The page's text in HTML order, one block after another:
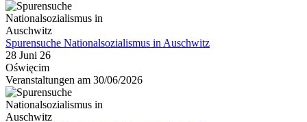
Spurensuche Nationalsozialismus in Auschwitz
28 Juni 26
Oświęcim
Veranstaltungen am 30/06/2026